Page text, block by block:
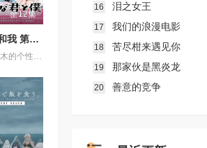
全12集
相反的你和我 第一季
女高中生铃木的个性开朗、交友甚广、擅长察言观色，是班上的中心人物之一，她喜欢的对象是坐在自己隔壁的男同学谷，而谷的个性与铃木恰恰相反，他内敛沉稳、有主见、待人一视同仁。铃木一直无法鼓起勇气告白，直到某日一个偶然机会，两人放学回家时走在同一条路上，并因此牵起了手。之后两人相互倾诉对彼此的好感，并开始交往，而同学们虽然感到讶异，但也都很支持两人的恋情。
16 泪之女王
17 我们的浪漫电影
18 苦尽柑来遇见你
19 那家伙是黑炎龙
20 善意的竞争